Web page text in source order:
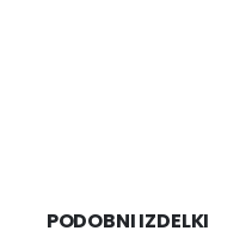
PODOBNI IZDELKI